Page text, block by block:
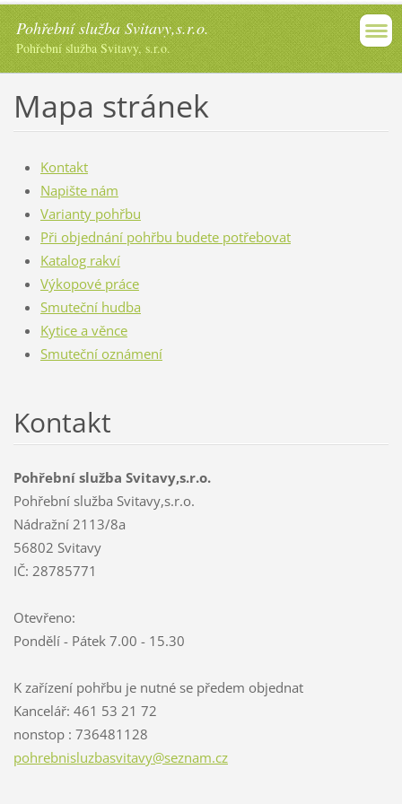
Pohřební služba Svitavy,s.r.o.
Pohřební služba Svitavy, s.r.o.
Mapa stránek
Kontakt
Napište nám
Varianty pohřbu
Při objednání pohřbu budete potřebovat
Katalog rakví
Výkopové práce
Smuteční hudba
Kytice a věnce
Smuteční oznámení
Kontakt
Pohřební služba Svitavy,s.r.o.
Pohřební služba Svitavy,s.r.o.
Nádražní 2113/8a
56802 Svitavy
IČ: 28785771
Otevřeno:
Pondělí - Pátek 7.00 - 15.30
K zařízení pohřbu je nutné se předem objednat
Kancelář: 461 53 21 72
nonstop : 736481128
pohrebnisluzbasvitavy@seznam.cz